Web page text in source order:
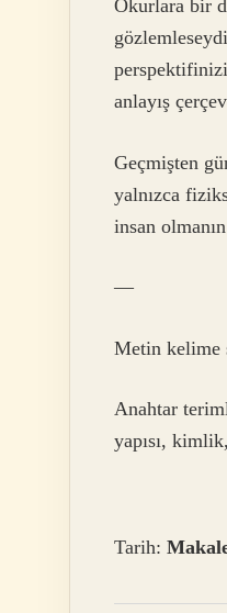
Okurlara bir
anlayış
Geçmişten
yalnızca
insan
—
Metin kelime
Anahtar
yapısı,
Tarih: